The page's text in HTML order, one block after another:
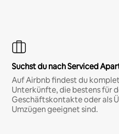
Suchst du nach Serviced
Auf Airbnb findest du
Unterkünfte, die bestens für
Geschäftskontakte oder als
Umzügen geeignet sind.